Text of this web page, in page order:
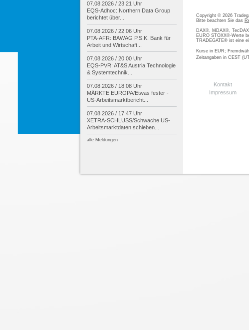
Copyright © 2026
Bitte beachten Sie das
DAX®, MDAX®,
EURO STOXX®-Werte
TRADEGATE® ist eine
Kurse in EUR;
Zeitangaben in CEST
Kontakt
Impressum
07.08.2026 / 23:21 Uhr
EQS-Adhoc: Northern Data Group
berichtet über...
07.08.2026 / 22:06 Uhr
PTA-AFR: BAWAG P.S.K. Bank für
Arbeit und Wirtschaft...
07.08.2026 / 20:00 Uhr
EQS-PVR: AT&S Austria Technologie
& Systemtechnik...
07.08.2026 / 18:08 Uhr
MÄRKTE EUROPA/Etwas fester -
US-Arbeitsmarktbericht...
07.08.2026 / 17:47 Uhr
XETRA-SCHLUSS/Schwache US-
Arbeitsmarktdaten schieben...
alle Meldungen